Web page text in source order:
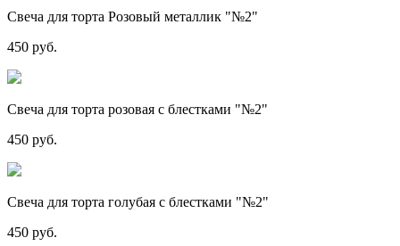
Свеча для торта Розовый металлик "№2"
450 руб.
Свеча для торта розовая с блестками "№2"
450 руб.
Свеча для торта голубая с блестками "№2"
450 руб.